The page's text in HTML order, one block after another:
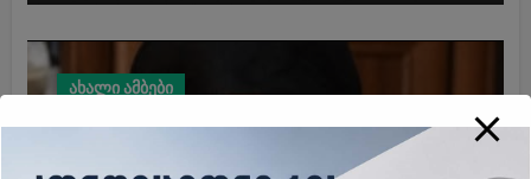
ახალი ამბები